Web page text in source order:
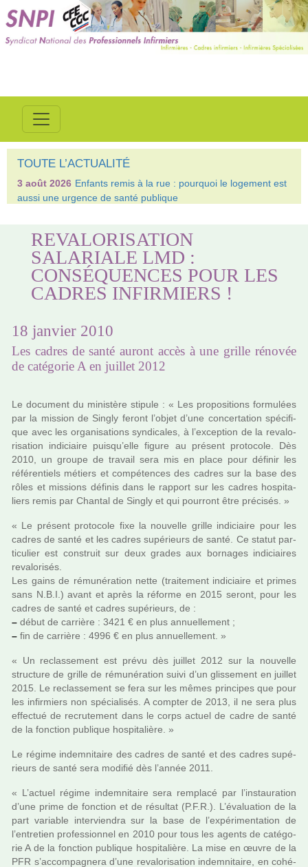
TOUTE L’ACTUALITÉ
3 août 2026 Enfants remis à la rue : pourquoi le logement est
aussi une urgence de santé publique
REVALORISATION
SALARIALE LMD :
CONSÉQUENCES POUR LES
CADRES INFIRMIERS !
18 janvier 2010
Les cadres de santé auront accès à une grille rénovée
de catégorie A en juillet 2012
Le docu­ment du minis­tère sti­pule : « Les pro­po­si­tions for­mu­lées
par la mis­sion de Singly feront l’objet d’une concer­ta­tion spé­ci­fi­
que avec les orga­ni­sa­tions syn­di­ca­les, à l’excep­tion de la reva­lo­
ri­sa­tion indi­ciaire puisqu’elle figure au pré­sent pro­to­cole. Dès
2010, un groupe de tra­vail sera mis en place pour défi­nir les
réfé­ren­tiels métiers et com­pé­ten­ces des cadres sur la base des
rôles et mis­sions défi­nis dans le rap­port sur les cadres hos­pi­ta­
liers remis par Chantal de Singly et qui pour­ront être pré­ci­sés. »
« Le pré­sent pro­to­cole fixe la nou­velle grille indi­ciaire pour les
cadres de santé et les cadres supé­rieurs de santé. Ce statut par­
ti­cu­lier est cons­truit sur deux grades aux bor­na­ges indi­ciai­res
reva­lo­ri­sés.
Les gains de rému­né­ra­tion nette (trai­te­ment indi­ciaire et primes
sans N.B.I.) avant et après la réforme en 2015 seront, pour les
cadres de santé et cadres supé­rieurs, de :
– début de car­rière : 3421 € en plus annuel­le­ment ;
– fin de car­rière : 4996 € en plus annuel­le­ment. »
« Un reclas­se­ment est prévu dès juillet 2012 sur la nou­velle
struc­ture de grille de rému­né­ra­tion suivi d’un glis­se­ment en juillet
2015. Le reclas­se­ment se fera sur les mêmes prin­ci­pes que pour
les infir­miers non spé­cia­li­sés. A comp­ter de 2013, il ne sera plus
effec­tué de recru­te­ment dans le corps actuel de cadre de santé
de la fonc­tion publi­que hos­pi­ta­lière. »
Le régime indem­ni­taire des cadres de santé et des cadres supé­
rieurs de santé sera modi­fié dès l’année 2011.
« L’actuel régime indem­ni­taire sera rem­placé par l’ins­tau­ra­tion
d’une prime de fonc­tion et de résul­tat (P.F.R.). L’évaluation de la
part varia­ble inter­vien­dra sur la base de l’expé­ri­men­ta­tion de
l’entre­tien pro­fes­sion­nel en 2010 pour tous les agents de caté­go­
rie A de la fonc­tion publi­que hos­pi­ta­lière. La mise en œuvre de la
PFR s’accom­pa­gnera d’une reva­lo­ri­sa­tion indem­ni­taire, en cohé­